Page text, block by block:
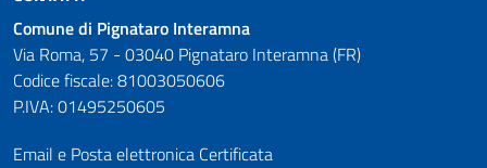
Comune di Pignataro Interamna
Via Roma, 57 - 03040 Pignataro Interamna (FR)
Codice fiscale: 81003050606
P.IVA: 01495250605
Email e Posta elettronica Certificata